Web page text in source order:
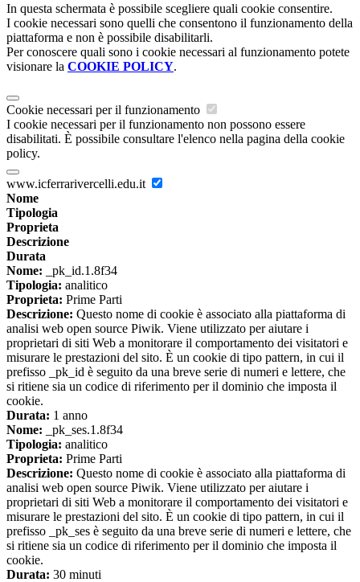
In questa schermata è possibile scegliere quali cookie consentire.
I cookie necessari sono quelli che consentono il funzionamento della
piattaforma e non è possibile disabilitarli.
Per conoscere quali sono i cookie necessari al funzionamento potete
visionare la COOKIE POLICY.
Cookie necessari per il funzionamento
I cookie necessari per il funzionamento non possono essere
disabilitati. È possibile consultare l'elenco nella pagina della cookie
policy.
www.icferrarivercelli.edu.it
Nome
Tipologia
Proprieta
Descrizione
Durata
Nome: _pk_id.1.8f34
Tipologia: analitico
Proprieta: Prime Parti
Descrizione: Questo nome di cookie è associato alla piattaforma di
analisi web open source Piwik. Viene utilizzato per aiutare i
proprietari di siti Web a monitorare il comportamento dei visitatori e
misurare le prestazioni del sito. È un cookie di tipo pattern, in cui il
prefisso _pk_id è seguito da una breve serie di numeri e lettere, che
si ritiene sia un codice di riferimento per il dominio che imposta il
cookie.
Durata: 1 anno
Nome: _pk_ses.1.8f34
Tipologia: analitico
Proprieta: Prime Parti
Descrizione: Questo nome di cookie è associato alla piattaforma di
analisi web open source Piwik. Viene utilizzato per aiutare i
proprietari di siti Web a monitorare il comportamento dei visitatori e
misurare le prestazioni del sito. È un cookie di tipo pattern, in cui il
prefisso _pk_ses è seguito da una breve serie di numeri e lettere, che
si ritiene sia un codice di riferimento per il dominio che imposta il
cookie.
Durata: 30 minuti